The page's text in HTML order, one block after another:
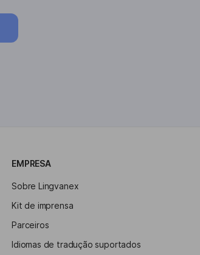
EMPRESA
Sobre Lingvanex
Kit de imprensa
Parceiros
Idiomas de tradução suportados